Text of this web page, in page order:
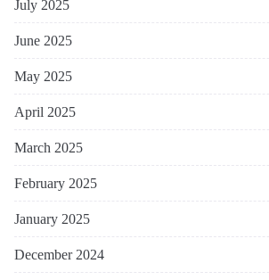
July 2025
June 2025
May 2025
April 2025
March 2025
February 2025
January 2025
December 2024